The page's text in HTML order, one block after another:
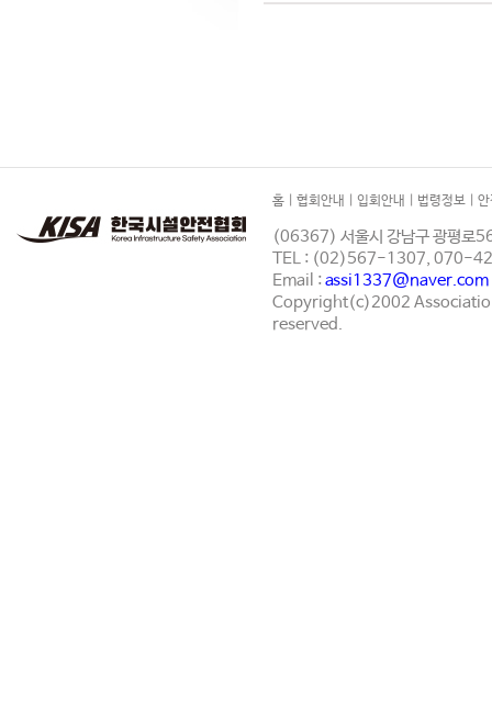
홈 협회안내 입회안내 법령정보
(06367) 서울시 강남구 광평로
TEL : (02)567-1307, 070-
Email :assi1337@naver.com
Copyright(c)2002
reserved.